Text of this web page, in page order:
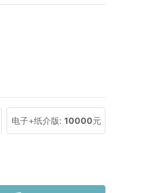
电子+纸介版: 10000元